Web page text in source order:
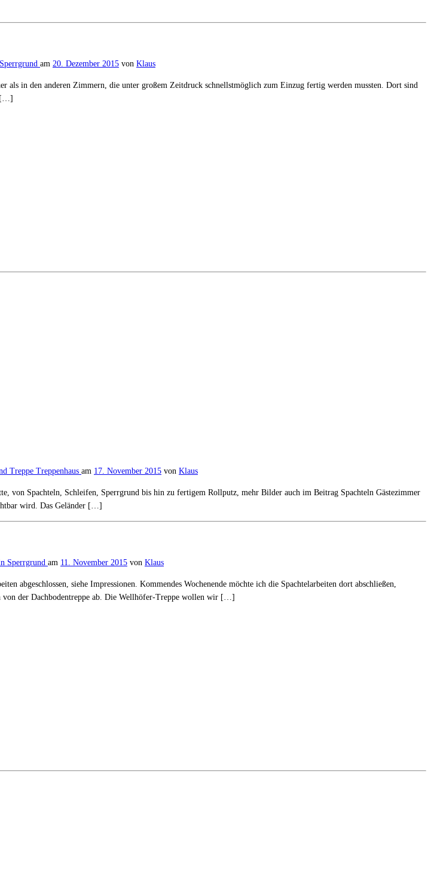
Sperrgrund am 20. Dezember 2015 von Klaus
als in den anderen Zimmern, die unter großem Zeitdruck schnellstmöglich zum Einzug fertig werden mussten. Dort sind
[…]
Treppe Treppenhaus am 17. November 2015 von Klaus
von Spachteln, Schleifen, Sperrgrund bis hin zu fertigem Rollputz, mehr Bilder auch im Beitrag Spachteln Gästezimmer
wird. Das Geländer […]
Sperrgrund am 11. November 2015 von Klaus
abgeschlossen, siehe Impressionen. Kommendes Wochenende möchte ich die Spachtelarbeiten dort abschließen,
von der Dachbodentreppe ab. Die Wellhöfer-Treppe wollen wir […]